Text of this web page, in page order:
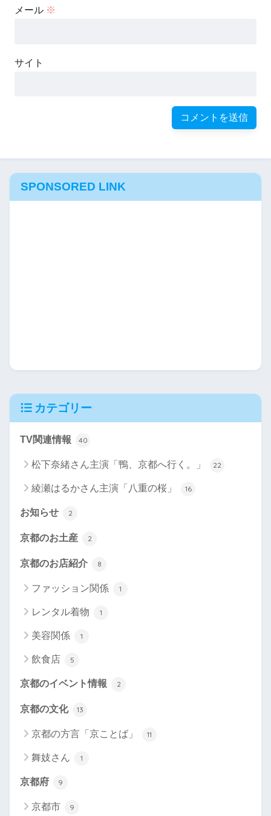
メール ※
サイト
SPONSORED LINK
カテゴリー
TV関連情報 40
松下奈緒さん主演「鴨、京都へ行く。」 22
綾瀬はるかさん主演「八重の桜」 16
お知らせ 2
京都のお土産 2
京都のお店紹介 8
ファッション関係 1
レンタル着物 1
美容関係 1
飲食店 5
京都のイベント情報 2
京都の文化 13
京都の方言「京ことば」 11
舞妓さん 1
京都府 9
京都市 9